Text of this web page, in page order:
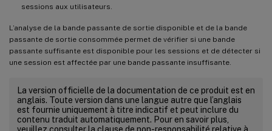
sessions aux utilisateurs.
L’analyse de la bande passante de sortie disponible et de la bande
passante de sortie consommée permet de vérifier si une bande
passante suffisante est disponible pour les sessions et de détecter si
une session est affectée par une bande passante insuffisante.
La version officielle de la documentation de ce produit est en
anglais. Toute version dans une langue autre que l’anglais
est fournie uniquement à titre indicatif et peut inclure du
contenu traduit automatiquement. Pour en savoir plus,
veuillez consulter la clause de non-responsabilité relative à